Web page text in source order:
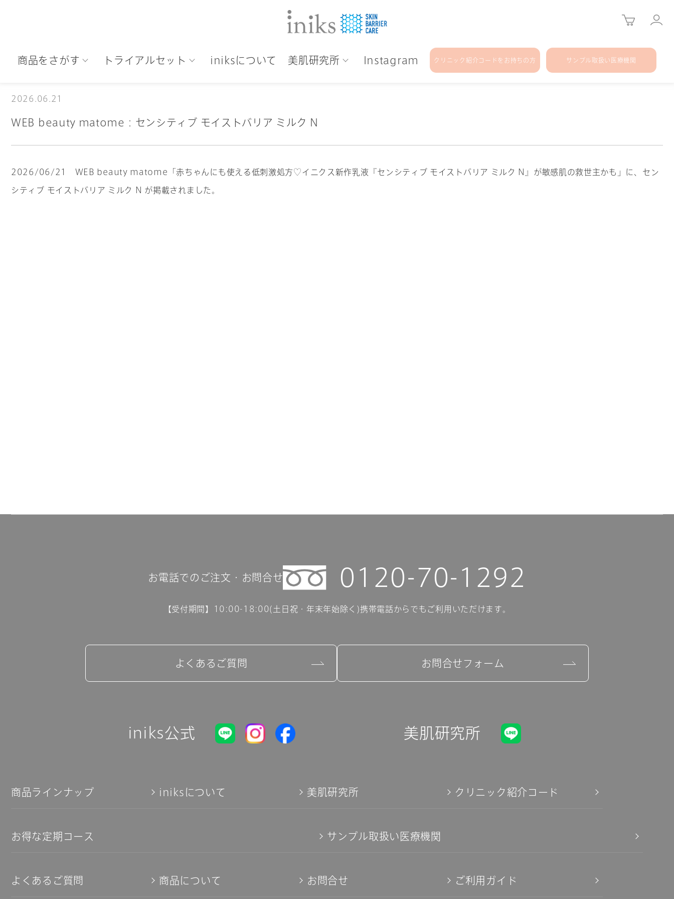
商品をさがす トライアルセット iniksについて 美肌研究所 Instagram クリニック紹介コードをお持ちの方 サンプル取扱い医療機関
2026.06.21
WEB beauty matome：センシティブ モイストバリア ミルク N
2026/06/21 WEB beauty matome「赤ちゃんにも使える低刺激処方♡イニクス新作乳液『センシティブ モイストバリア ミルク N』が敏感肌の救世主かも」に、セン
シティブ モイストバリア ミルク N が掲載されました。
お電話でのご注文・お問合せ 0120-70-1292
【受付期間】10:00-18:00(土日祝・年末年始除く)携帯電話からでもご利用いただけます。
よくあるご質問 お問合せフォーム
iniks公式 美肌研究所
商品ラインナップ iniksについて 美肌研究所 クリニック紹介コード
お得な定期コース サンプル取扱い医療機関
よくあるご質問 商品について お問合せ ご利用ガイド